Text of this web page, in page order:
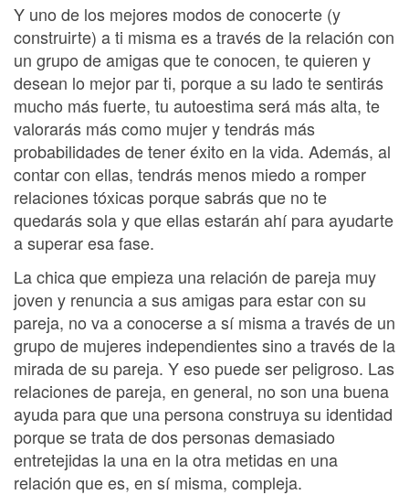
Y uno de los mejores modos de conocerte (y
construirte) a ti misma es a través de la relación con
un grupo de amigas que te conocen, te quieren y
desean lo mejor par ti, porque a su lado te sentirás
mucho más fuerte, tu autoestima será más alta, te
valorarás más como mujer y tendrás más
probabilidades de tener éxito en la vida. Además, al
contar con ellas, tendrás menos miedo a romper
relaciones tóxicas porque sabrás que no te
quedarás sola y que ellas estarán ahí para ayudarte
a superar esa fase.
La chica que empieza una relación de pareja muy
joven y renuncia a sus amigas para estar con su
pareja, no va a conocerse a sí misma a través de un
grupo de mujeres independientes sino a través de la
mirada de su pareja. Y eso puede ser peligroso. Las
relaciones de pareja, en general, no son una buena
ayuda para que una persona construya su identidad
porque se trata de dos personas demasiado
entretejidas la una en la otra metidas en una
relación que es, en sí misma, compleja.